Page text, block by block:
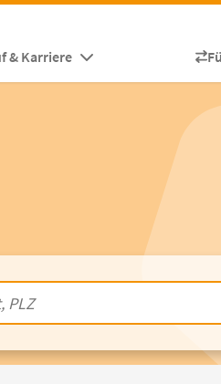
& Karriere